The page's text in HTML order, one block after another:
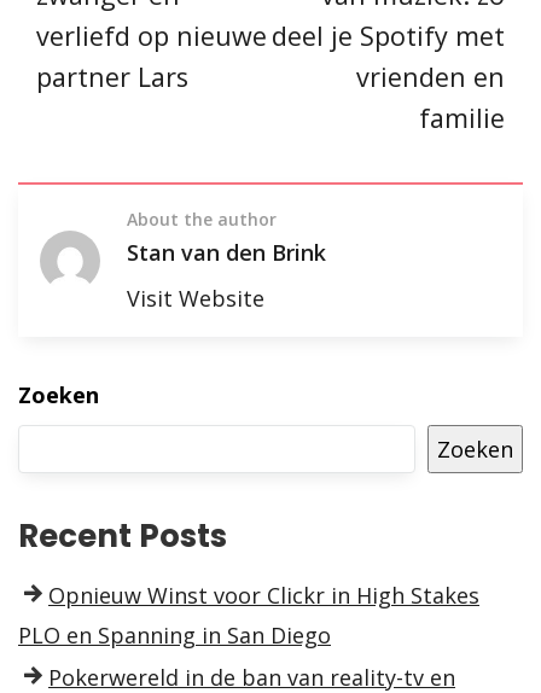
verliefd op nieuwe
partner Lars
deel je Spotify met
vrienden en
familie
About the author
Stan van den Brink
Visit Website
Zoeken
Zoeken
Recent Posts
Opnieuw Winst voor Clickr in High Stakes
PLO en Spanning in San Diego
Pokerwereld in de ban van reality-tv en